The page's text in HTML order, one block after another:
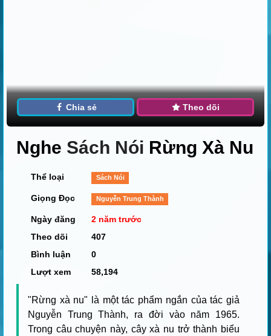
Chia sẻ Theo dõi
Nghe Sách Nói Rừng Xà Nu
Thể loại Sách Nói
Giọng Đọc Nguyễn Trung Thành
Ngày đăng
2 năm trước
Theo dõi
407
Bình luận
0
Lượt xem
58,194
"Rừng xà nu" là một tác phẩm ngắn của tác giả
Nguyễn Trung Thành, ra đời vào năm 1965.
Trong câu chuyện này, cây xà nu trở thành biểu